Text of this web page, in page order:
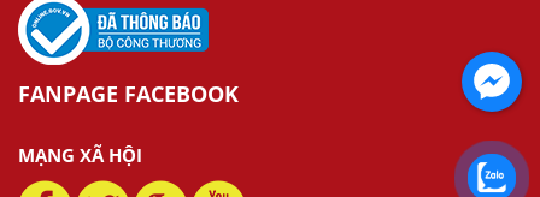
FANPAGE FACEBOOK
MẠNG XÃ HỘI